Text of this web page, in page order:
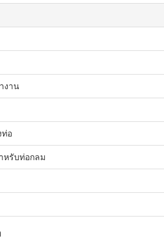
งาน
ท่อ
หรับท่อกลม